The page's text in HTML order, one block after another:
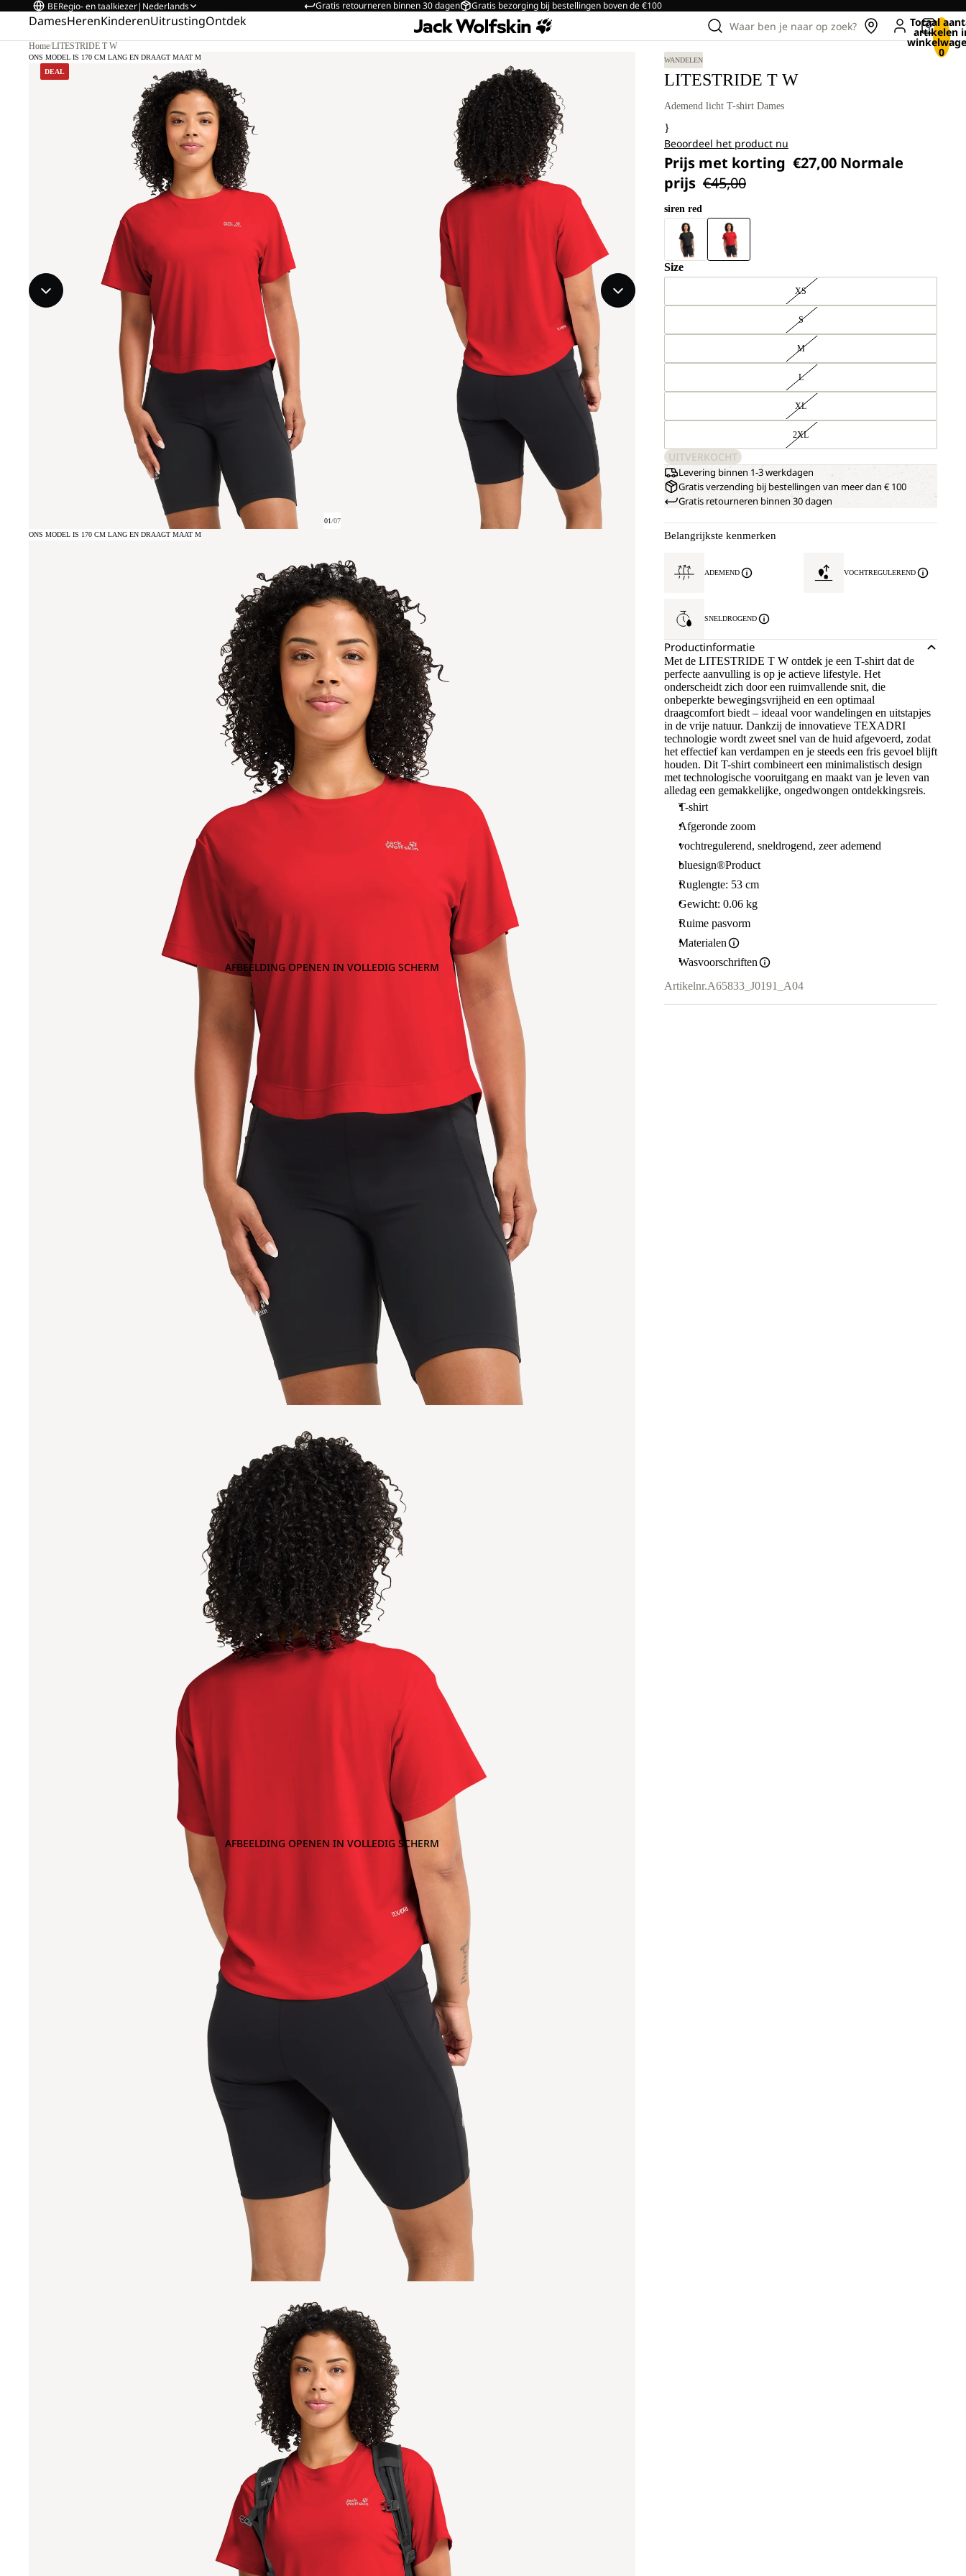
Gratis retourneren binnen 30 dagen Gratis bezorging bij bestellingen boven de €100
BERegio- en taalkiezer| Nederlands
DamesHerenKinderenUitrustingOntdek Waar ben je naar op zoek? Totaal
artikelen
0
Home/LITESTRIDE T W
DEAL
ONS MODEL IS 170 CM LANG EN DRAAGT MAAT M
01/07
AFBEELDING OPENEN IN VOLLEDIG SCHERM
ONS MODEL IS 170 CM LANG EN DRAAGT MAAT M
AFBEELDING OPENEN IN VOLLEDIG SCHERM
WANDELEN
LITESTRIDE T W
Ademend licht T-shirt Dames
}
Beoordeel het product nu
Prijs met korting €27,00 Normale
prijs €45,00
siren red
Size
XS
S
M
L
XL
2XL
UITVERKOCHT
Levering binnen 1-3 werkdagen
Gratis verzending bij bestellingen van meer dan € 100
Gratis retourneren binnen 30 dagen
Belangrijkste kenmerken
ADEMEND VOCHTREGULEREND
SNELDROGEND
Productinformatie
Met de LITESTRIDE T W ontdek je een T-shirt dat de
perfecte aanvulling is op je actieve lifestyle. Het
onderscheidt zich door een ruimvallende snit, die
onbeperkte bewegingsvrijheid en een optimaal
draagcomfort biedt – ideaal voor wandelingen en uitstapjes
in de vrije natuur. Dankzij de innovatieve TEXADRI
technologie wordt zweet snel van de huid afgevoerd, zodat
het effectief kan verdampen en je steeds een fris gevoel blijft
houden. Dit T-shirt combineert een minimalistisch design
met technologische vooruitgang en maakt van je leven van
alledag een gemakkelijke, ongedwongen ontdekkingsreis.
T-shirt
Afgeronde zoom
vochtregulerend, sneldrogend, zeer ademend
bluesign®Product
Ruglengte: 53 cm
Gewicht: 0.06 kg
Ruime pasvorm
Materialen
Wasvoorschriften
Artikelnr.A65833_J0191_A04